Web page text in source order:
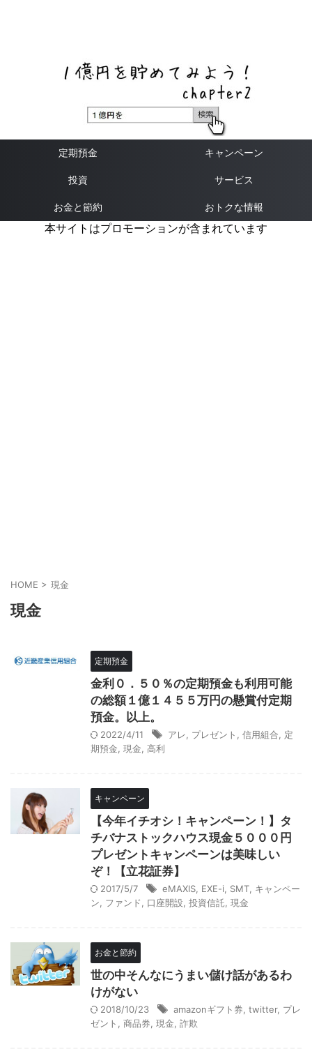
定期預金 キャンペーン
投資 サービス
お金と節約 おトクな情報
本サイトはプロモーションが含まれています
HOME > 現金
現金
定期預金
金利０．５０％の定期預金も利用可能
の総額１億１４５５万円の懸賞付定期
預金。以上。
2022/4/11 アレ プレゼント 信用組合
定
期預金 現金 高利
キャンペーン
【今年イチオシ！キャンペーン！】タ
チバナストックハウス現金５０００円
プレゼントキャンペーンは美味しい
ぞ！【立花証券】
2017/5/7 eMAXIS EXE-i SMT キャンペー
ン
ファンド 口座開設 投資信託 現金
お金と節約
世の中そんなにうまい儲け話があるわ
けがない
2018/10/23 amazonギフト券 twitter, プレ
ゼント
商品券 現金 詐欺